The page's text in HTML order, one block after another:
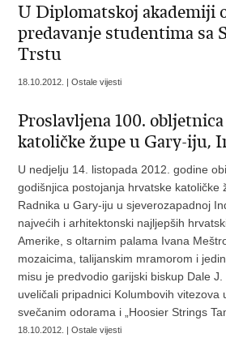
U Diplomatskoj akademiji
predavanje studentima sa
Trstu
18.10.2012. | Ostale vijesti
Proslavljena 100.
katoličke župe u Gary-iju,
U nedjelju 14. listopada 2012. godine
godišnjica postojanja hrvatske katoličke
Radnika u Gary-iju u sjeverozapadnoj
najvećih i arhitektonski najljepših
Amerike, s oltarnim palama Ivana
mozaicima, talijanskim mramorom i
misu je predvodio garijski biskup Dale
uveličali pripadnici Kolumbovih vitezova
svečanim odorama i „Hoosier Strings
18.10.2012. | Ostale vijesti